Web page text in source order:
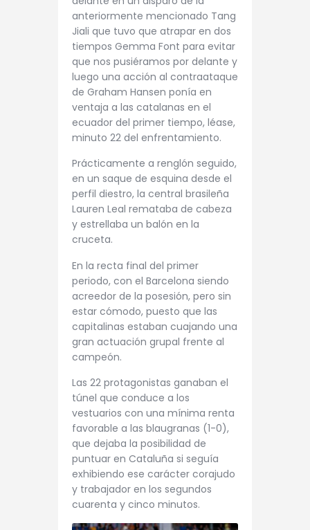
anteriormente mencionado Tang
Jiali que tuvo que atrapar en dos
tiempos Gemma Font para evitar
que nos pusiéramos por delante y
luego una acción al contraataque
de Graham Hansen ponía en
ventaja a las catalanas en el
ecuador del primer tiempo, léase,
minuto 22 del enfrentamiento.
Prácticamente a renglón seguido,
en un saque de esquina desde el
perfil diestro, la central brasileña
Lauren Leal remataba de cabeza
y estrellaba un balón en la
cruceta.
En la recta final del primer
periodo, con el Barcelona siendo
acreedor de la posesión, pero sin
estar cómodo, puesto que las
capitalinas estaban cuajando una
gran actuación grupal frente al
campeón.
Las 22 protagonistas ganaban el
túnel que conduce a los
vestuarios con una mínima renta
favorable a las blaugranas (1-0),
que dejaba la posibilidad de
puntuar en Cataluña si seguía
exhibiendo ese carácter corajudo
y trabajador en los segundos
cuarenta y cinco minutos.